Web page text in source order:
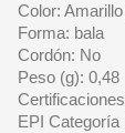
Color:
Forma: bala
Cordón: No
Peso (g): 0,48
EPI Categoría